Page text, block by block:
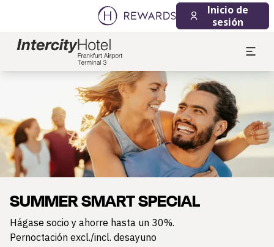
Inicio de
sesión
SUMMER SMART SPECIAL
Hágase socio y ahorre hasta un 30%.
Pernoctación excl./incl. desayuno